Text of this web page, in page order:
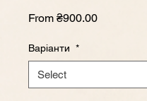
From ₴900.00Sale
Варіанти *